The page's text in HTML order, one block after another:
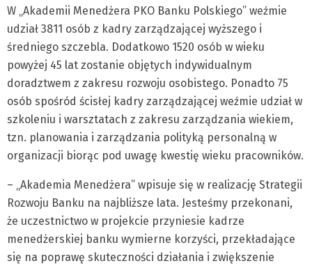
W „Akademii Menedżera PKO Banku Polskiego” weźmie
udział 3811 osób z kadry zarządzającej wyższego i
średniego szczebla. Dodatkowo 1520 osób w wieku
powyżej 45 lat zostanie objętych indywidualnym
doradztwem z zakresu rozwoju osobistego. Ponadto 75
osób spośród ścisłej kadry zarządzającej weźmie udział w
szkoleniu i warsztatach z zakresu zarządzania wiekiem,
tzn. planowania i zarządzania polityką personalną w
organizacji biorąc pod uwagę kwestię wieku pracowników.
– „Akademia Menedżera” wpisuje się w realizację Strategii
Rozwoju Banku na najbliższe lata. Jesteśmy przekonani,
że uczestnictwo w projekcie przyniesie kadrze
menedżerskiej banku wymierne korzyści, przekładające
się na poprawę skuteczności działania i zwiększenie